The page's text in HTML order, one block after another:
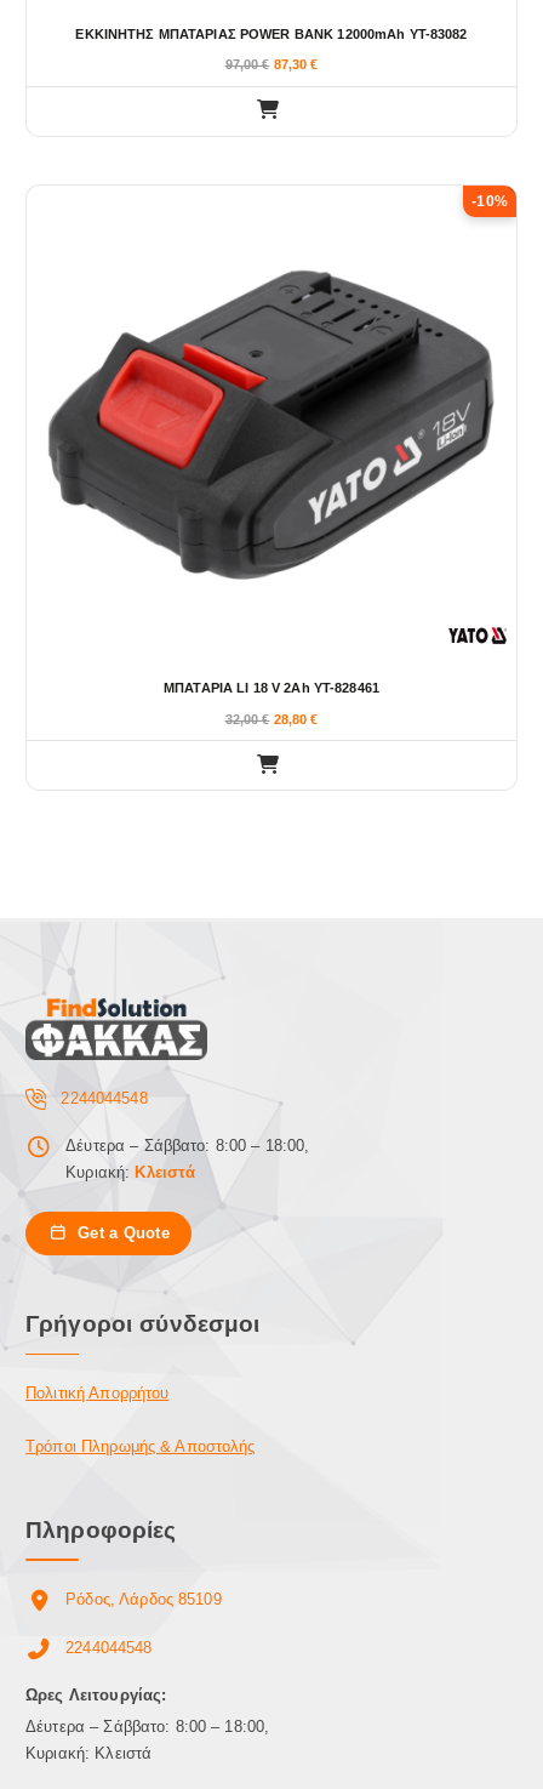
ΕΚΚΙΝΗΤΗΣ ΜΠΑΤΑΡΙΑΣ POWER BANK 12000mAh YT-83082
97,00€ 87,30€
-10%
ΜΠΑΤΑΡΙΑ LI 18 V 2Ah YT-828461
32,00€ 28,80€
2244044548
Δέυτερα – Σάββατο: 8:00 – 18:00,
Κυριακή: Κλειστά
Get a Quote
Γρήγοροι σύνδεσμοι
Πολιτική Απορρήτου
Τρόποι Πληρωμής & Αποστολής
Πληροφορίες
Ρόδος, Λάρδος 85109
2244044548
Ωρες Λειτουργίας:
Δέυτερα – Σάββατο: 8:00 – 18:00,
Κυριακή: Κλειστά